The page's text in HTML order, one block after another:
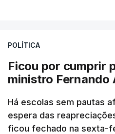
POLÍTICA
Ficou por cumprir
ministro Fernando
Há escolas sem pautas
espera das
ficou fechado na sexta-